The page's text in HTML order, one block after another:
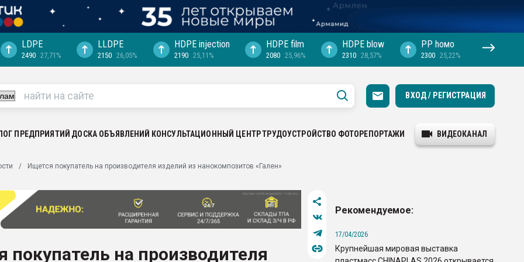
выходит на
рынке
LDPE
2490 27,71%
LLDPE
2150 26,05%
HDPE injection
2190 25,11%
HDPE film
2080 25,96%
HDPE blow
2310 28,57%
PP hомо
2300 25,22%
ВХОД / РЕГИСТРАЦИЯ
ПРЕДПРИЯТИЙ ДОСКА ОБЪЯВЛЕНИЙ КОНСУЛЬТАЦИОННЫЙ ЦЕНТРТРУДОУСТРОЙСТВО ФОТОРЕПОРТАЖИ ВИДЕОКАНАЛ
Ищется покупатель на производителя изделий из нанокомпозитов «Гален»
покупатель на производителя
Рекомендуемое:
17/04/2026
Крупнейшая мировая выставка